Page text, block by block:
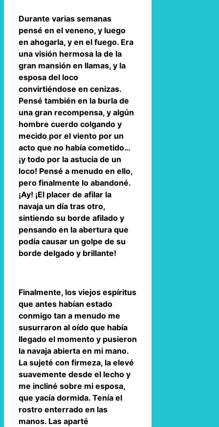
Durante varias semanas
pensé en el veneno, y luego
en ahogarla, y en el fuego. Era
una visión hermosa la de la
gran mansión en llamas, y la
esposa del loco
convirtiéndose en cenizas.
Pensé también en la burla de
una gran recompensa, y algún
hombre cuerdo colgando y
mecido por el viento por un
acto que no había cometido…
¡y todo por la astucia de un
loco! Pensé a menudo en ello,
pero finalmente lo abandoné.
¡Ay! ¡El placer de afilar la
navaja un día tras otro,
sintiendo su borde afilado y
pensando en la abertura que
podía causar un golpe de su
borde delgado y brillante!
Finalmente, los viejos espíritus
que antes habían estado
conmigo tan a menudo me
susurraron al oído que había
llegado el momento y pusieron
la navaja abierta en mi mano.
La sujeté con firmeza, la elevé
suavemente desde el lecho y
me incliné sobre mi esposa,
que yacía dormida. Tenía el
rostro enterrado en las
manos. Las aparté